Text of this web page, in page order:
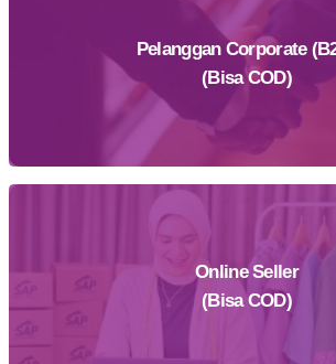
Pelanggan Corporate
(Bisa COD)
Daftar Sekarang
Online Seller
(Bisa COD)